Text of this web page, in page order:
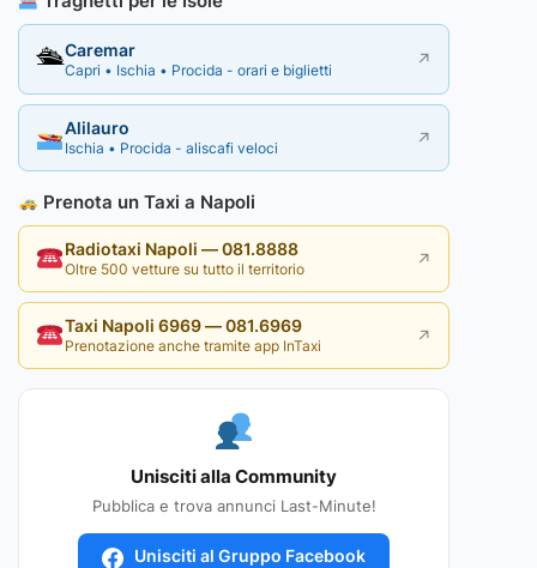
🛳Caremar
Capri • Ischia • Procida - orari e biglietti ↗
Alilauro
Ischia • Procida - aliscafi veloci ↗
Prenota un Taxi a Napoli
Radiotaxi Napoli — 081.8888
Oltre 500 vetture su tutto il territorio ↗
Taxi Napoli 6969 — 081.6969
Prenotazione anche tramite app InTaxi ↗
Unisciti alla Community
Pubblica e trova annunci Last-Minute!
Unisciti al Gruppo Facebook